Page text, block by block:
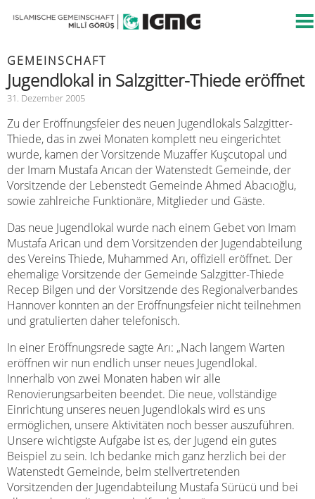
GEMEINSCHAFT
Jugendlokal in Salzgitter-Thiede eröffnet
31. Dezember 2005
Zu der Eröffnungsfeier des neuen Jugendlokals Salzgitter-
Thiede, das in zwei Monaten komplett neu eingerichtet
wurde, kamen der Vorsitzende Muzaffer Kuşcutopal und
der Imam Mustafa Arıcan der Watenstedt Gemeinde, der
Vorsitzende der Lebenstedt Gemeinde Ahmed Abacıoğlu,
sowie zahlreiche Funktionäre, Mitglieder und Gäste.
Das neue Jugendlokal wurde nach einem Gebet von Imam
Mustafa Arican und dem Vorsitzenden der Jugendabteilung
des Vereins Thiede, Muhammed Arı, offiziell eröffnet. Der
ehemalige Vorsitzende der Gemeinde Salzgitter-Thiede
Recep Bilgen und der Vorsitzende des Regionalverbandes
Hannover konnten an der Eröffnungsfeier nicht teilnehmen
und gratulierten daher telefonisch.
In einer Eröffnungsrede sagte Arı: „Nach langem Warten
eröffnen wir nun endlich unser neues Jugendlokal.
Innerhalb von zwei Monaten haben wir alle
Renovierungsarbeiten beendet. Die neue, vollständige
Einrichtung unseres neuen Jugendlokals wird es uns
ermöglichen, unsere Aktivitäten noch besser auszuführen.
Unsere wichtigste Aufgabe ist es, der Jugend ein gutes
Beispiel zu sein. Ich bedanke mich ganz herzlich bei der
Watenstedt Gemeinde, beim stellvertretenden
Vorsitzenden der Jugendabteilung Mustafa Sürücü und bei